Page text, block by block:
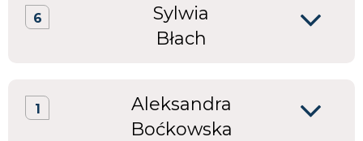
6
Sylwia
Błach
1
Aleksandra
Boćkowska